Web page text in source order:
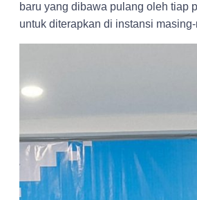
baru yang dibawa pulang oleh tiap
untuk diterapkan di instansi